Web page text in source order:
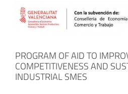
PROGRAM OF AID TO
COMPETITIVENESS AND
INDUSTRIAL SMES